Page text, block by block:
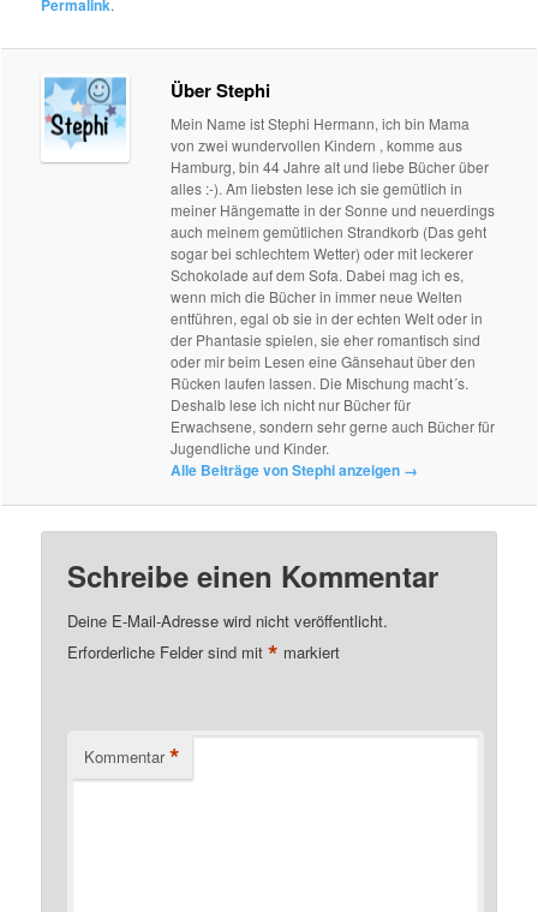
Permalink.
Über Stephi
Mein Name ist Stephi Hermann, ich bin Mama
von zwei wundervollen Kindern , komme aus
Hamburg, bin 44 Jahre alt und liebe Bücher über
alles :-). Am liebsten lese ich sie gemütlich in
meiner Hängematte in der Sonne und neuerdings
auch meinem gemütlichen Strandkorb (Das geht
sogar bei schlechtem Wetter) oder mit leckerer
Schokolade auf dem Sofa. Dabei mag ich es,
wenn mich die Bücher in immer neue Welten
entführen, egal ob sie in der echten Welt oder in
der Phantasie spielen, sie eher romantisch sind
oder mir beim Lesen eine Gänsehaut über den
Rücken laufen lassen. Die Mischung macht´s.
Deshalb lese ich nicht nur Bücher für
Erwachsene, sondern sehr gerne auch Bücher für
Jugendliche und Kinder.
Alle Beiträge von Stephi anzeigen →
Schreibe einen Kommentar
Deine E-Mail-Adresse wird nicht veröffentlicht.
Erforderliche Felder sind mit* markiert
Kommentar *